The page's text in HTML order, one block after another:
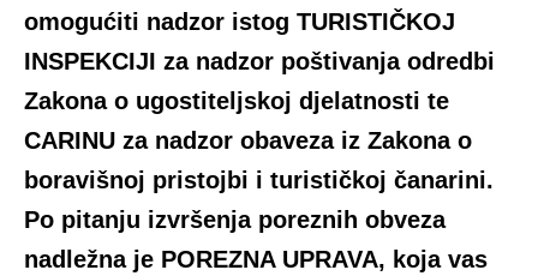
omogućiti nadzor istog TURISTIČKOJ
INSPEKCIJI za nadzor poštivanja odredbi
Zakona o ugostiteljskoj djelatnosti te
CARINU za nadzor obaveza iz Zakona o
boravišnoj pristojbi i turističkoj čanarini.
Po pitanju izvršenja poreznih obveza
nadležna je POREZNA UPRAVA, koja vas